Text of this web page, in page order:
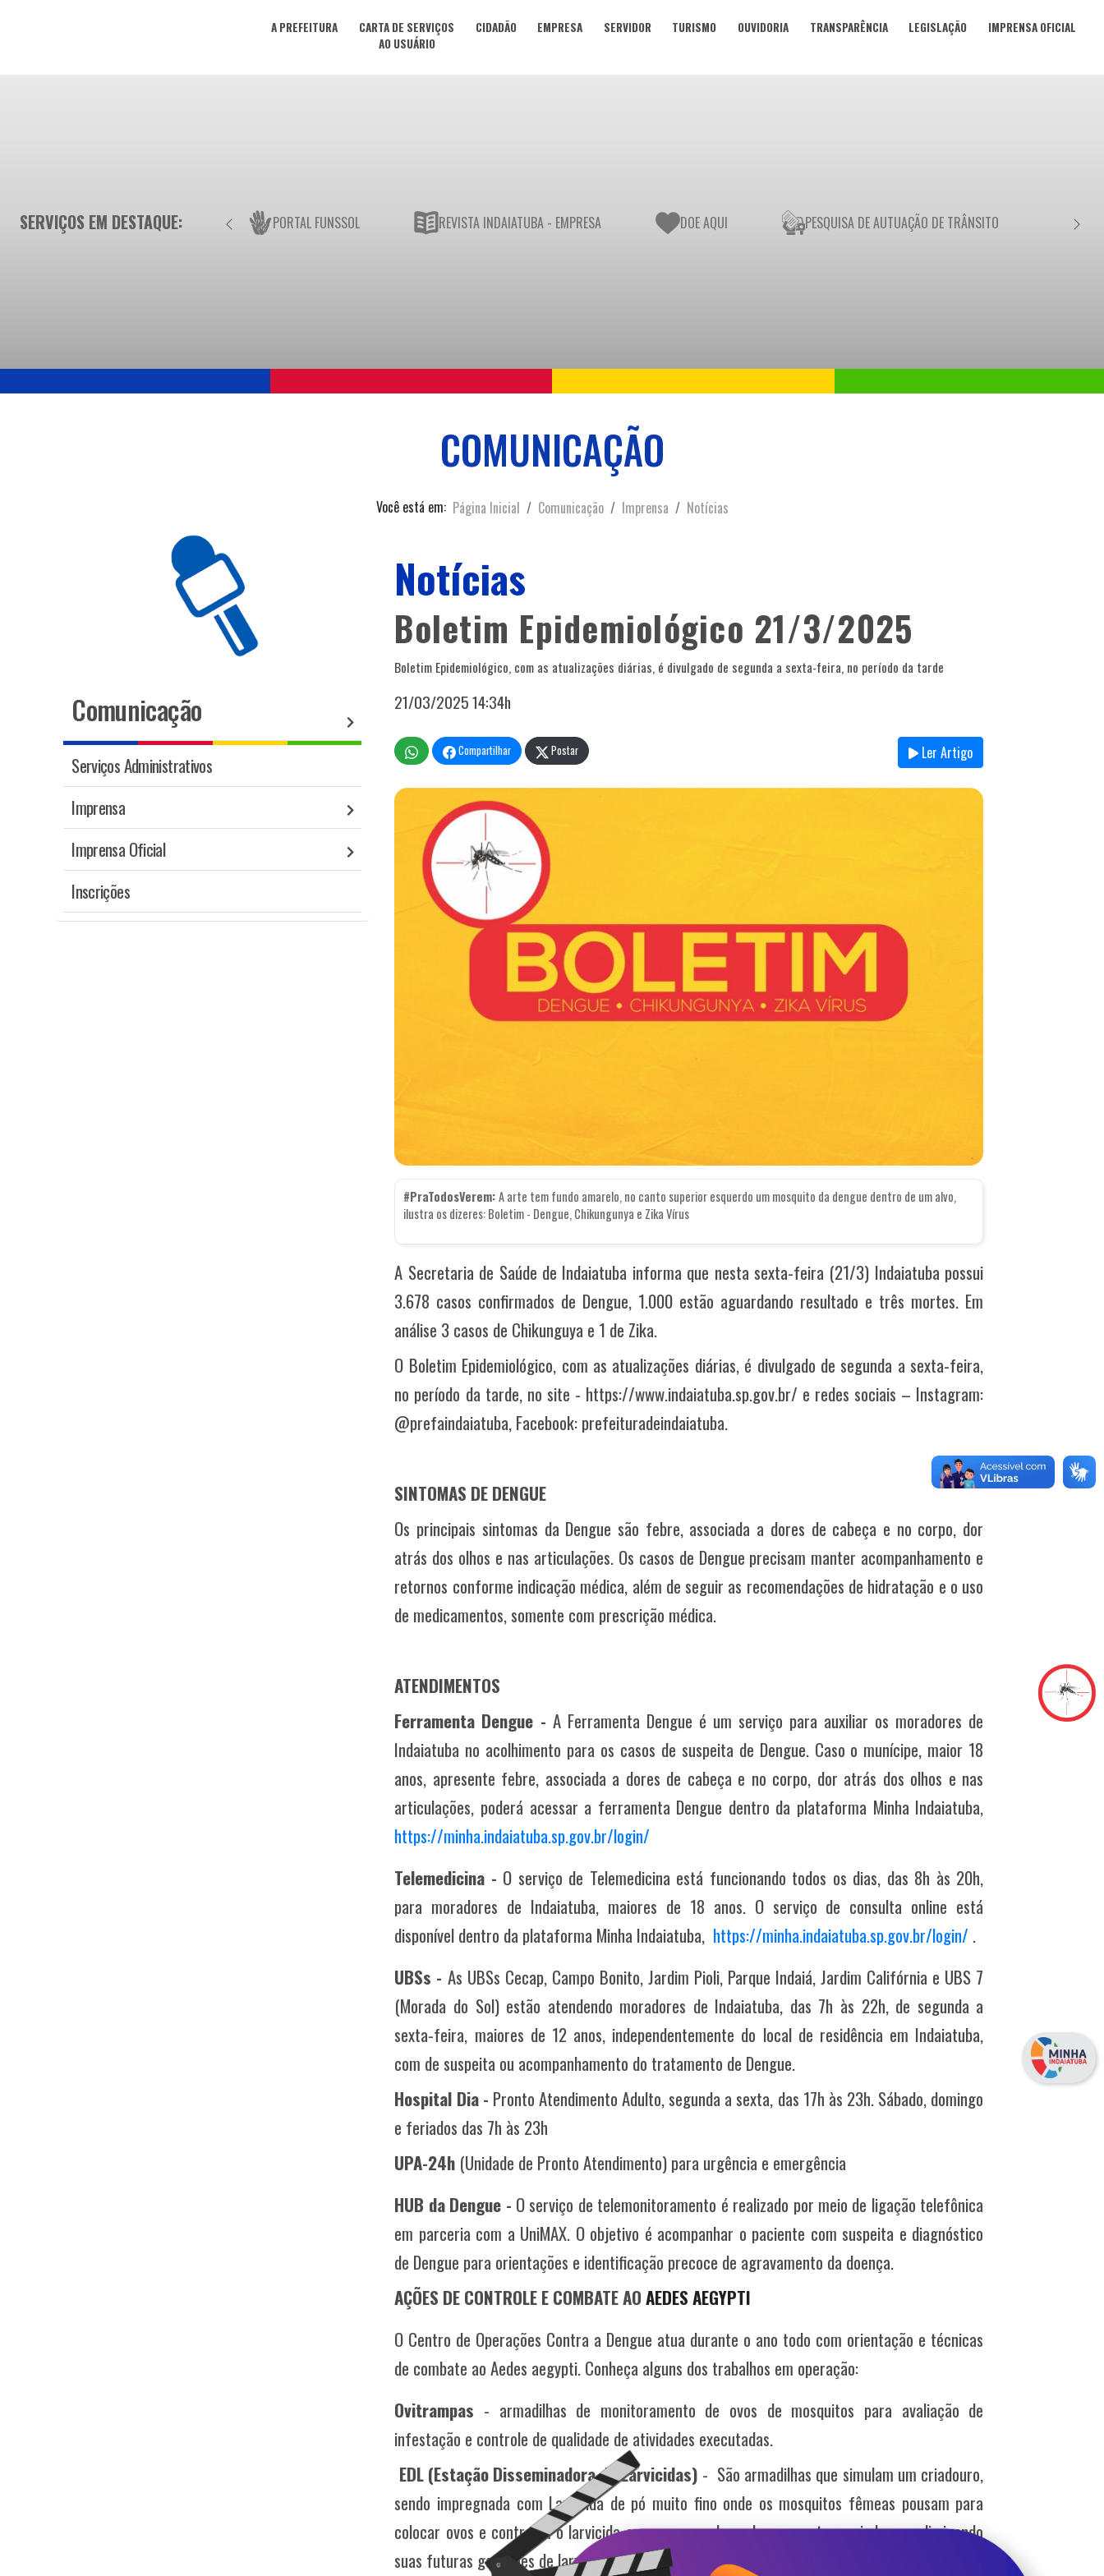
A PREFEITURA
CARTA DE SERVIÇOS
AO USUÁRIO
CIDADÃO EMPRESA SERVIDOR TURISMO OUVIDORIA TRANSPARÊNCIA LEGISLAÇÃO IMPRENSA OFICIAL
SERVIÇOS EM DESTAQUE: PORTAL FUNSSOL REVISTA INDAIATUBA - EMPRESA DOE AQUI PESQUISA DE AUTUAÇÃO DE TRÂNSITO
COMUNICAÇÃO
Você está em: Página Inicial Comunicação Imprensa Notícias
Comunicação
Serviços Administrativos
Imprensa
Imprensa Oficial
Inscrições
Notícias
Boletim Epidemiológico 21/3/2025
Boletim Epidemiológico, com as atualizações diárias, é divulgado de segunda a sexta-feira, no período da tarde
21/03/2025 14:34h
Compartilhar Postar Ler Artigo
#PraTodosVerem:A arte tem fundo amarelo, no canto superior esquerdo um mosquito da dengue dentro de um alvo,
ilustra os dizeres: Boletim - Dengue, Chikungunya e Zika Vírus
A Secretaria de Saúde de Indaiatuba informa que nesta sexta-feira (21/3) Indaiatuba possui
3.678 casos confirmados de Dengue, 1.000 estão aguardando resultado e três mortes. Em
análise 3 casos de Chikunguya e 1 de Zika.
O Boletim Epidemiológico, com as atualizações diárias, é divulgado de segunda a sexta-feira,
no período da tarde, no site - https://www.indaiatuba.sp.gov.br/ e redes sociais – Instagram:
@prefaindaiatuba, Facebook: prefeituradeindaiatuba.
SINTOMAS DE DENGUE
Os principais sintomas da Dengue são febre, associada a dores de cabeça e no corpo, dor
atrás dos olhos e nas articulações. Os casos de Dengue precisam manter acompanhamento e
retornos conforme indicação médica, além de seguir as recomendações de hidratação e o uso
de medicamentos, somente com prescrição médica.
ATENDIMENTOS
Ferramenta Dengue - A Ferramenta Dengue é um serviço para auxiliar os moradores de
Indaiatuba no acolhimento para os casos de suspeita de Dengue. Caso o munícipe, maior 18
anos, apresente febre, associada a dores de cabeça e no corpo, dor atrás dos olhos e nas
articulações, poderá acessar a ferramenta Dengue dentro da plataforma Minha Indaiatuba,
https://minha.indaiatuba.sp.gov.br/login/
Telemedicina - O serviço de Telemedicina está funcionando todos os dias, das 8h às 20h,
para moradores de Indaiatuba, maiores de 18 anos. O serviço de consulta online está
disponível dentro da plataforma Minha Indaiatuba, https://minha.indaiatuba.sp.gov.br/login/ .
UBSs - As UBSs Cecap, Campo Bonito, Jardim Pioli, Parque Indaiá, Jardim Califórnia e UBS 7
(Morada do Sol) estão atendendo moradores de Indaiatuba, das 7h às 22h, de segunda a
sexta-feira, maiores de 12 anos, independentemente do local de residência em Indaiatuba,
com de suspeita ou acompanhamento do tratamento de Dengue.
Hospital Dia - Pronto Atendimento Adulto, segunda a sexta, das 17h às 23h. Sábado, domingo
e feriados das 7h às 23h
UPA-24h (Unidade de Pronto Atendimento) para urgência e emergência
HUB da Dengue - O serviço de telemonitoramento é realizado por meio de ligação telefônica
em parceria com a UniMAX. O objetivo é acompanhar o paciente com suspeita e diagnóstico
de Dengue para orientações e identificação precoce de agravamento da doença.
AÇÕES DE CONTROLE E COMBATEAOAEDES AEGYPTI
O Centro de Operações Contra a Dengue atua durante o ano todo com orientação e técnicas
de combate ao Aedes aegypti. Conheça alguns dos trabalhos em operação:
Ovitrampas - armadilhas de monitoramento de ovos de mosquitos para avaliação de
infestação e controle de qualidade de atividades executadas.
EDL (Estação Disseminadora de Larvicidas) - São armadilhas que simulam um criadouro,
sendo impregnada com Larvicida de pó muito fino onde os mosquitos fêmeas pousam para
colocar ovos e contraem o larvicida em seu corpo levando para outros criadouros eliminando
suas futuras gerações de larvas.